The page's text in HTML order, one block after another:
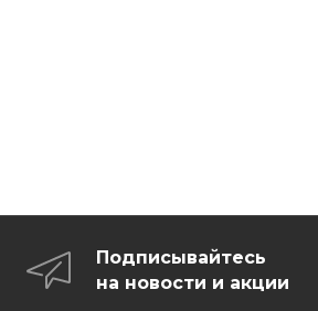
Подписывайтесь
на новости и акции